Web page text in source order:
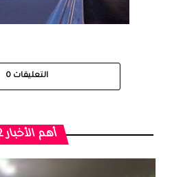
التعليقات 0
أهم الأخبار 2